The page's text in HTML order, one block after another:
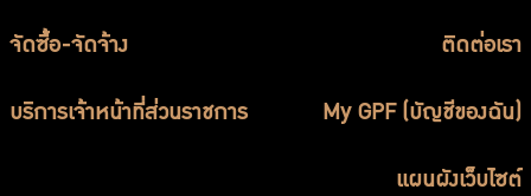
จัดซื้อ-จัดจ้าง ติดต่อเรา
บริการเจ้าหน้าที่ส่วนราชการ My GPF (บัญชีของฉัน)
แผนผังเว็บไซต์